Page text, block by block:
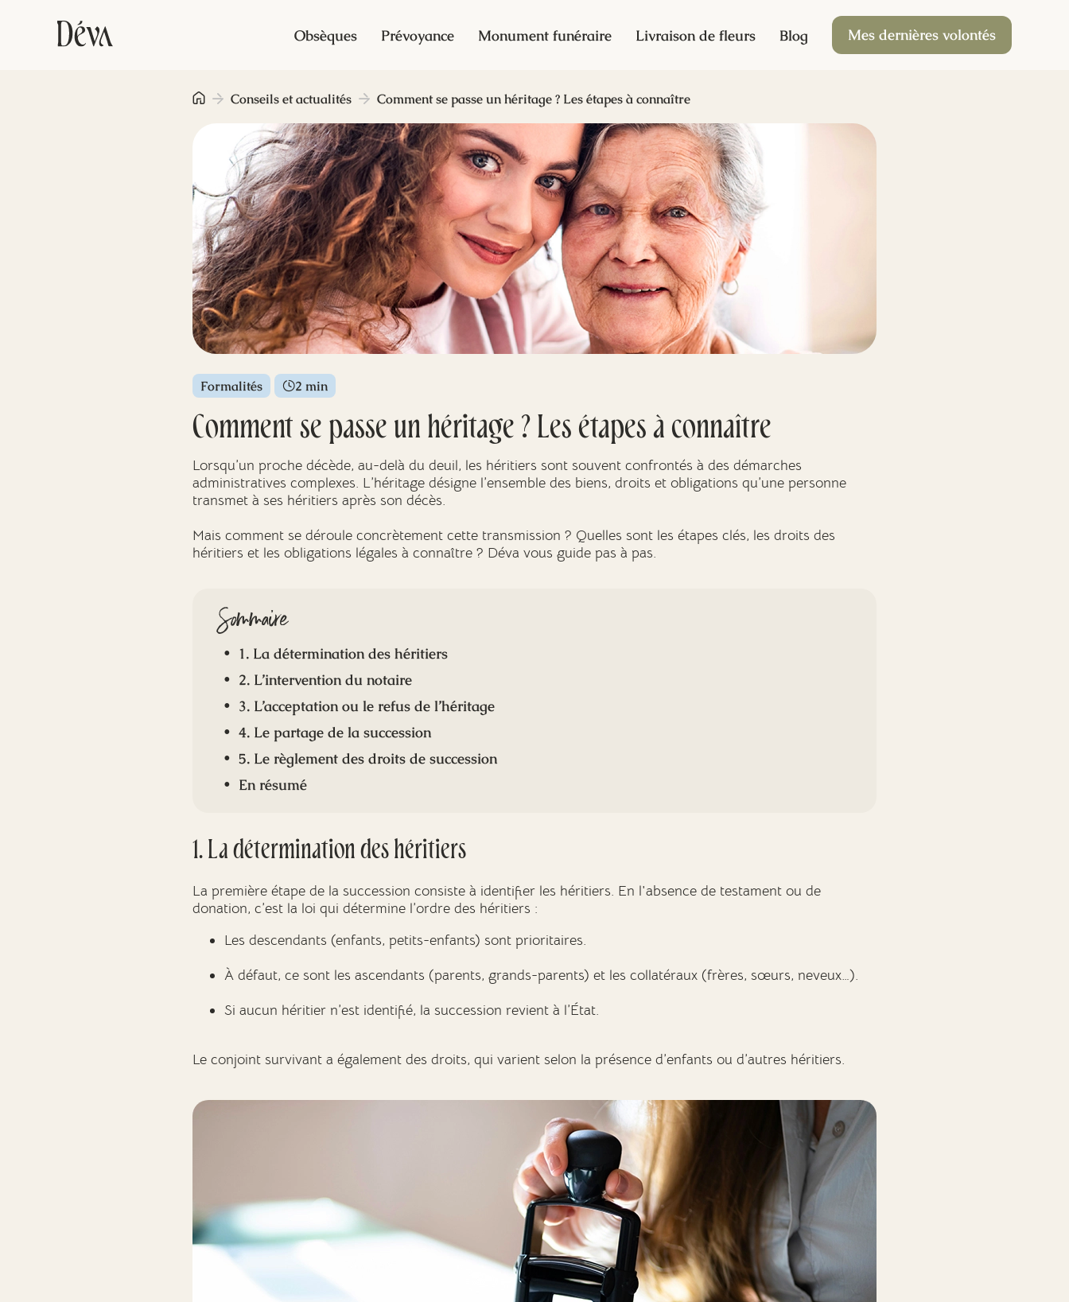
Obsèques Prévoyance Monument funéraire Livraison de fleurs Blog Mes dernières volontés
Comment se passe un héritage ? Les étapes à connaître
Formalités 2 min
Conseils et actualités Comment se passe un héritage ? Les étapes à connaître
Lorsqu’un proche décède, au-delà du deuil, les héritiers sont souvent confrontés à des démarches
administratives complexes. L’héritage désigne l’ensemble des biens, droits et obligations qu’une personne
transmet à ses héritiers après son décès.
Mais comment se déroule concrètement cette transmission ? Quelles sont les étapes clés, les droits des
héritiers et les obligations légales à connaître ? Déva vous guide pas à pas.
Sommaire
1. La détermination des héritiers
2. L’intervention du notaire
3. L’acceptation ou le refus de l’héritage
4. Le partage de la succession
5. Le règlement des droits de succession
En résumé
1. La détermination des héritiers
La première étape de la succession consiste à identifier les héritiers. En l'absence de testament ou de
donation, c’est la loi qui détermine l’ordre des héritiers :
Les descendants (enfants, petits-enfants) sont prioritaires.
À défaut, ce sont les ascendants (parents, grands-parents) et les collatéraux (frères, sœurs, neveux…).
Si aucun héritier n’est identifié, la succession revient à l’État.
Le conjoint survivant a également des droits, qui varient selon la présence d’enfants ou d’autres héritiers.